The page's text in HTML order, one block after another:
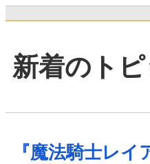
新着のト
『魔法騎士レイ